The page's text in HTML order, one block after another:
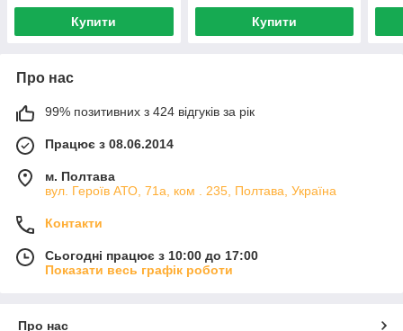
Купити Купити
Про нас
99% позитивних з 424 відгуків за рік
Працює з 08.06.2014
м. Полтава
вул. Героїв АТО, 71а, ком . 235, Полтава, Україна
Контакти
Сьогодні працює з 10:00 до 17:00
Показати весь графік роботи
Про нас